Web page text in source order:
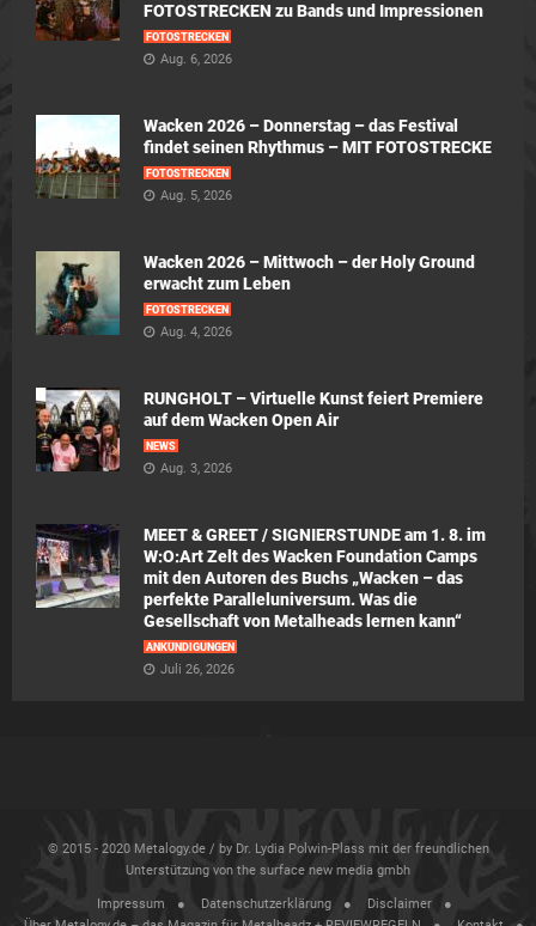
FOTOSTRECKEN zu Bands und Impressionen
FOTOSTRECKEN
Aug. 6, 2026
Wacken 2026 – Donnerstag – das Festival
findet seinen Rhythmus – MIT FOTOSTRECKE
FOTOSTRECKEN
Aug. 5, 2026
Wacken 2026 – Mittwoch – der Holy Ground
erwacht zum Leben
FOTOSTRECKEN
Aug. 4, 2026
RUNGHOLT – Virtuelle Kunst feiert Premiere
auf dem Wacken Open Air
NEWS
Aug. 3, 2026
MEET & GREET / SIGNIERSTUNDE am 1. 8. im
W:O:Art Zelt des Wacken Foundation Camps
mit den Autoren des Buchs „Wacken – das
perfekte Paralleluniversum. Was die
Gesellschaft von Metalheads lernen kann“
ANKÜNDIGUNGEN
Juli 26, 2026
© 2015 - 2020 Metalogy.de / by Dr. Lydia Polwin-Plass mit der freundlichen
Unterstützung von the surface new media gmbh
Impressum Datenschutzerklärung
Disclaimer